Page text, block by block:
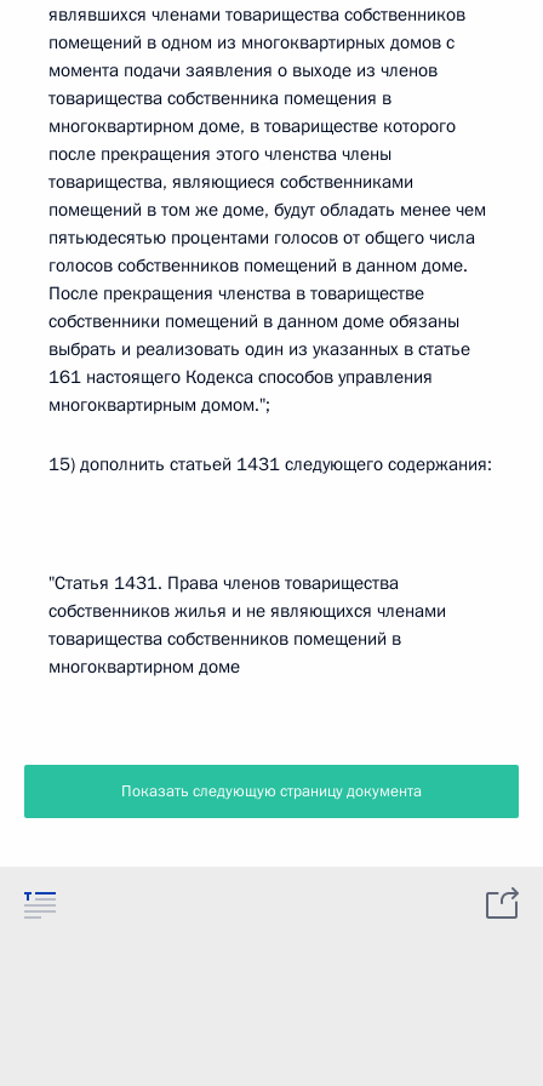
являвшихся членами товарищества собственников
помещений в одном из многоквартирных домов с
момента подачи заявления о выходе из членов
товарищества собственника помещения в
многоквартирном доме, в товариществе которого
после прекращения этого членства члены
товарищества, являющиеся собственниками
помещений в том же доме, будут обладать менее чем
пятьюдесятью процентами голосов от общего числа
голосов собственников помещений в данном доме.
После прекращения членства в товариществе
собственники помещений в данном доме обязаны
выбрать и реализовать один из указанных в статье
161 настоящего Кодекса способов управления
многоквартирным домом.";
15) дополнить статьей 1431 следующего содержания:
"Статья 1431. Права членов товарищества
собственников жилья и не являющихся членами
товарищества собственников помещений в
многоквартирном доме
Показать следующую страницу документа